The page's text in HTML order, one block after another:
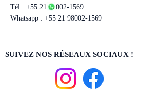
Tél : +55 21 98002-1569
Whatsapp : +55 21 98002-1569
SUIVEZ NOS RÉSEAUX SOCIAUX !